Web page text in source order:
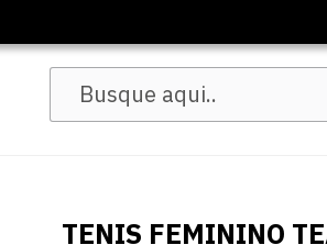
TENIS FEMININO